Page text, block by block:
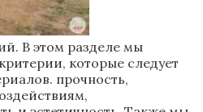
В этом разделе мы
которые следует
прочность,